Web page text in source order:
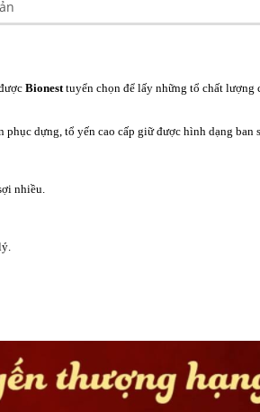
Bionest tuyển chọn để lấy những tổ chất lượng
dựng, tổ yến cao cấp giữ được hình dạng ban
nhiều.